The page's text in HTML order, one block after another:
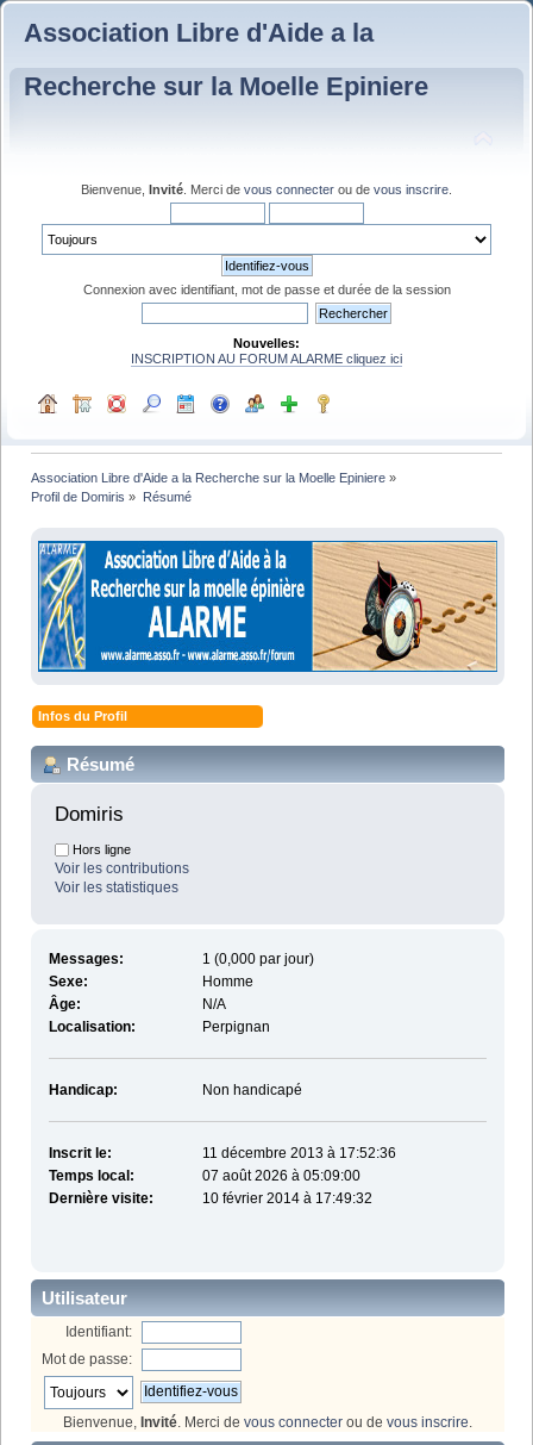
Association Libre d'Aide a la
Recherche sur la Moelle Epiniere
Bienvenue, Invité . Merci de vous connecter ou de vous inscrire
Connexion avec identifiant, mot de passe et durée de la session
Nouvelles:
INSCRIPTION AU FORUM ALARME cliquez ici
Association Libre d'Aide a la Recherche sur la Moelle Epiniere »
Profil de Domiris » Résumé
Infos du Profil
Résumé
Domiris
Hors ligne
Voir les contributions
Voir les statistiques
Messages:
1 (0,000 par jour)
Sexe:
Homme
Âge:
N/A
Localisation:
Perpignan
Handicap: Non handicapé
Inscrit le:
11 décembre 2013 à 17:52:36
Temps local:
07 août 2026 à 05:09:00
Dernière visite:
10 février 2014 à 17:49:32
Utilisateur
Identifiant:
Mot de passe:
Bienvenue, Invité . Merci de vous connecter ou de vous inscrire